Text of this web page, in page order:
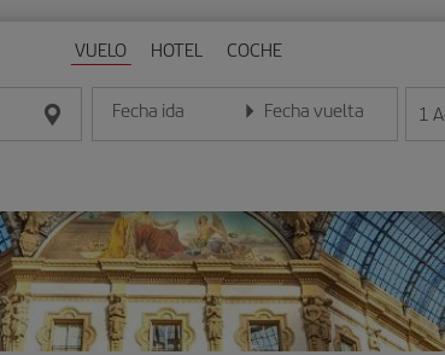
VUELO HOTEL COCHE
Fecha ida
Introduce la fecha en formato día/mes/año
Fecha vuelta
Introduce la fecha en 1